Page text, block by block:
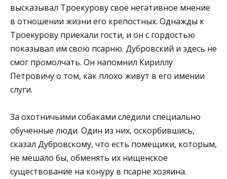
высказывал Троекурову своё негативное мнение
в отношении жизни его крепостных. Однажды к
Троекурову приехали гости, и он с гордостью
показывал им свою псарню. Дубровский и здесь не
смог промолчать. Он напомнил Кириллу
Петровичу о том, как плохо живут в его имении
слуги.
За охотничьими собаками следили специально
обученные люди. Один из них, оскорбившись,
сказал Дубровскому, что есть помещики, которым,
не мешало бы, обменять их нищенское
существование на конуру в псарне хозяина.